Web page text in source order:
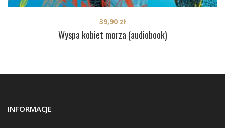
Wyspa kobiet morza (audiobook)
39,90 zł
INFORMACJE